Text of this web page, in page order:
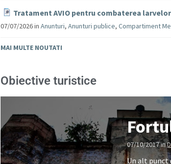
Tratament AVIO pentru combaterea
07/07/2026inAnunturi,Anunturi publice,Compartiment
MAI MULTE NOUTATI
Obiective turistice
07/10/2017in
Un alt